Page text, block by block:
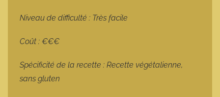
Niveau de difficulté : Très facile
Coût : €€€
Spécificité de la recette : Recette végétalienne,
sans gluten